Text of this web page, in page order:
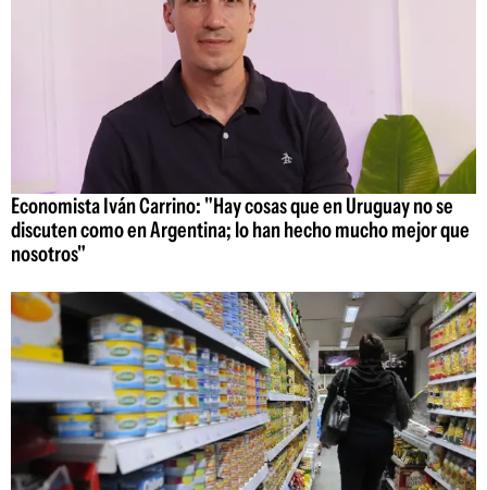
Economista Iván Carrino: "Hay cosas que en Uruguay no se
discuten como en Argentina; lo han hecho mucho mejor que
nosotros"